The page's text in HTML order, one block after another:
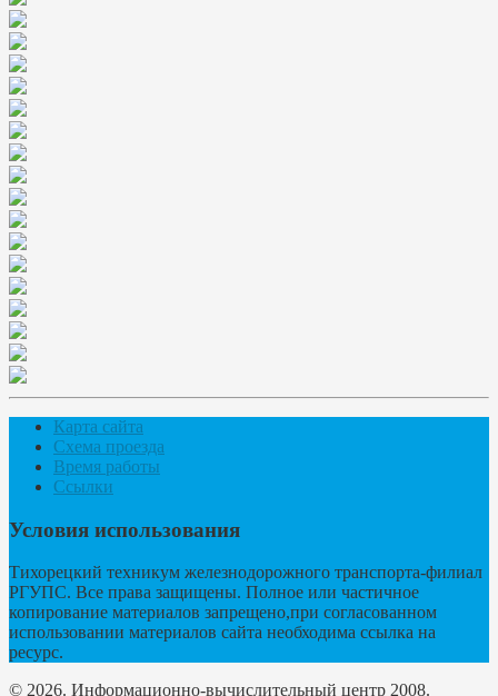
Карта сайта
Схема проезда
Время работы
Ссылки
Условия использования
Тихорецкий техникум железнодорожного транспорта-филиал
РГУПС. Все права защищены. Полное или частичное
копирование материалов запрещено,при согласованном
использовании материалов сайта необходима ссылка на
ресурс.
© 2026. Информационно-вычислительный центр 2008.